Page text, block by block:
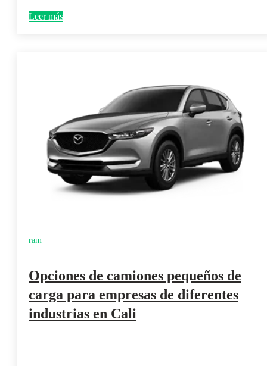
Leer más
ram
Opciones de camiones pequeños de
carga para empresas de diferentes
industrias en Cali